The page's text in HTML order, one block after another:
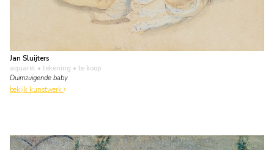
Jan Sluijters
aquarel • tekening • te koop
Duimzuigende baby
bekijk kunstwerk